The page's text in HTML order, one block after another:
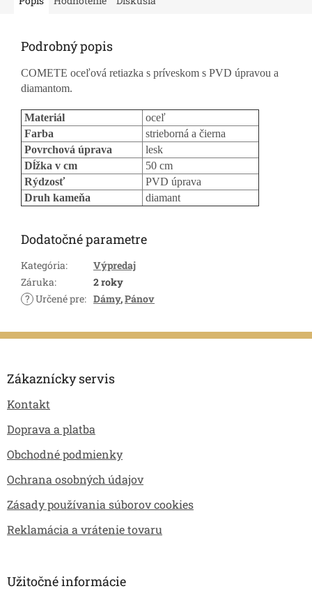
Podrobný popis
COMETE oceľová retiazka s príveskom s PVD úpravou a
diamantom.
Materiál
oceľ
Farba
strieborná a čierna
Povrchová úprava
lesk
Dĺžka v cm
50 cm
Rýdzosť
PVD úprava
Druh kameňa
diamant
Dodatočné parametre
Kategória:
Výpredaj
Záruka:
2 roky
? Určené pre: Dámy,Pánov
Zákaznícky servis
Kontakt
Doprava a platba
Obchodné podmienky
Ochrana osobných údajov
Zásady používania súborov cookies
Reklamácia a vrátenie tovaru
Užitočné informácie